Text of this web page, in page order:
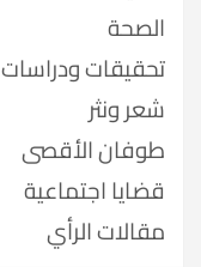
الصحة
تحقيقات ودراسات
شعر ونثر
طوفان الأقصى
قضايا اجتماعية
مقالات الرأي